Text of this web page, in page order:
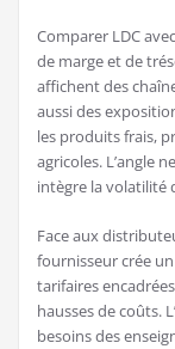
Comparer LDC avec
de marge et de
affichent des
aussi des
les produits frais,
agricoles. L’angle
intègre la volatilité
Face aux
fournisseur crée
tarifaires
hausses de coûts.
besoins des